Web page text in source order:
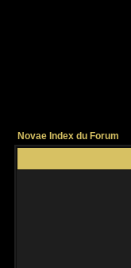
Novae Index du Forum